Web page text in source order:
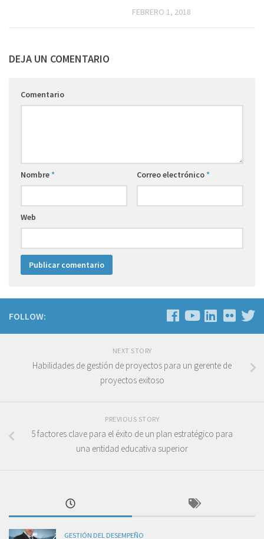
FEBRERO 1, 2018
DEJA UN COMENTARIO
Comentario
Nombre* Correo electrónico*
Web
FOLLOW:
NEXT STORY
Habilidades de gestión de proyectos para un gerente de
proyectos exitoso
PREVIOUS STORY
5 factores clave para el éxito de un plan estratégico para
una entidad educativa superior
GESTIÓN DEL DESEMPEÑO